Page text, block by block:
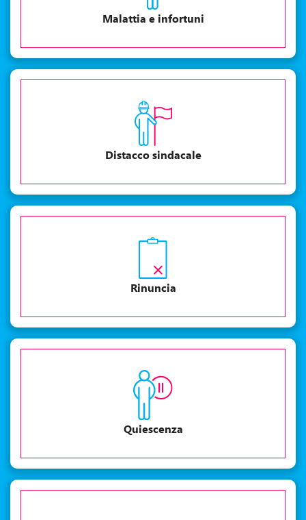
Malattia e infortuni
Distacco sindacale
Rinuncia
Quiescenza